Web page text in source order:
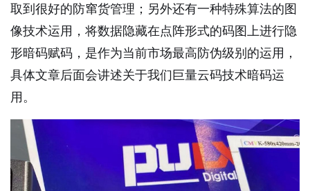
取到很好的防窜货管理；另外还有一种特殊算法的图
像技术运用，将数据隐藏在点阵形式的码图上进行隐
形暗码赋码，是作为当前市场最高防伪级别的运用，
具体文章后面会讲述关于我们巨量云码技术暗码运
用。